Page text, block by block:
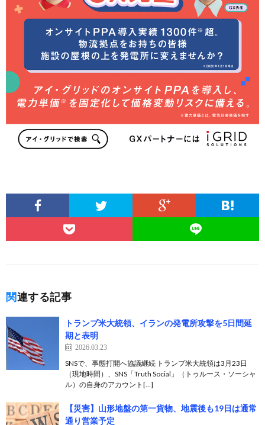
関連する記事
トランプ米大統領、イランの発電所攻撃を5日間延
期と表明
2026.03.23
SNSで、事態打開へ協議継続 トランプ米大統領は3月23日
（現地時間）、SNS「Truth Social」（トゥルース・ソーシャ
ル）の自身のアカウント[…]
【災害】山形地盤の第一貨物、地震後も19日は通常
通り営業予定